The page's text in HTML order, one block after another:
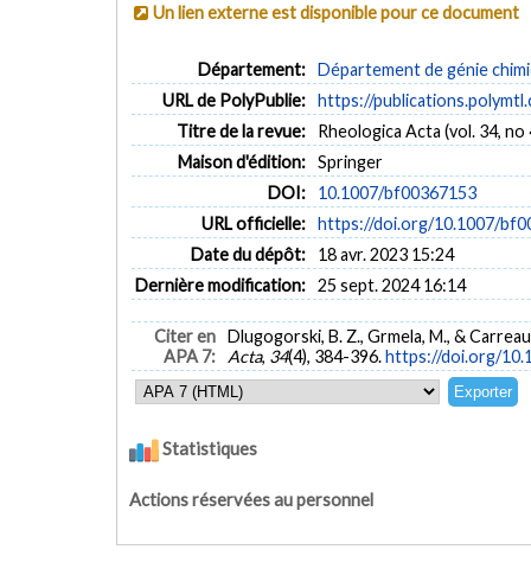
Un lien externe est disponible pour ce document
Département: Département de génie
URL de PolyPublie: https://
Titre de la revue:
Rheologica Acta (vol. 34, no
Maison d'édition: Springer
DOI:
10.1007/bf00367153
URL officielle: https://doi.org/10.1007/
Date du dépôt:
18 avr. 2023 15:24
Dernière modification: 25 sept. 2024 16:14
Citer en
APA 7:
Dlugogorski, B. Z., Grmela, M., &
Acta, 34(4), 384-396.https://doi.org/
Statistiques
Actions réservées au personnel